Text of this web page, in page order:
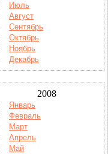
Июль
Август
Сентябрь
Октябрь
Ноябрь
Декабрь
2008
Январь
Февраль
Март
Апрель
Май